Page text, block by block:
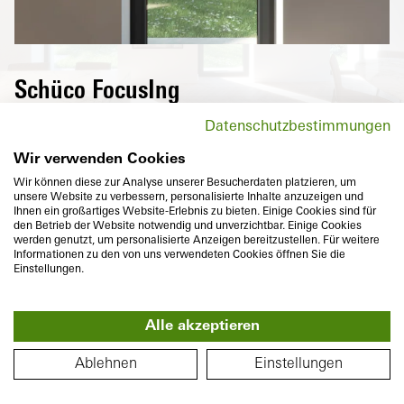
FLOOR PLAN
Schüco FocusIng
Windows and window doors from the
innovative Schüco FocusIng series boast a
modern look with clear, straight contours
and narrow roll-overs.
Basic depth Thermal insulation
Uf
Datenschutzbestimmungen
Wir verwenden Cookies
Wir können diese zur Analyse unserer Besucherdaten platzieren, um
unsere Website zu verbessern, personalisierte Inhalte anzuzeigen und
Ihnen ein großartiges Website-Erlebnis zu bieten. Einige Cookies sind für
den Betrieb der Website notwendig und unverzichtbar. Einige Cookies
werden genutzt, um personalisierte Anzeigen bereitzustellen. Für weitere
Informationen zu den von uns verwendeten Cookies öffnen Sie die
Einstellungen.
Alle akzeptieren
Ablehnen Einstellungen